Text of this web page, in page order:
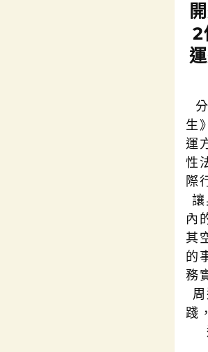
2
生
運
性
際
內
其
的
務
踐